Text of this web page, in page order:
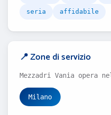
seria affidabile
📍 Zone di servizio
Mezzadri Vania opera
Milano